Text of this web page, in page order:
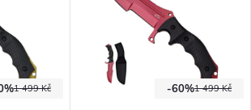
1 499 Kč 1 499 Kč
-60%